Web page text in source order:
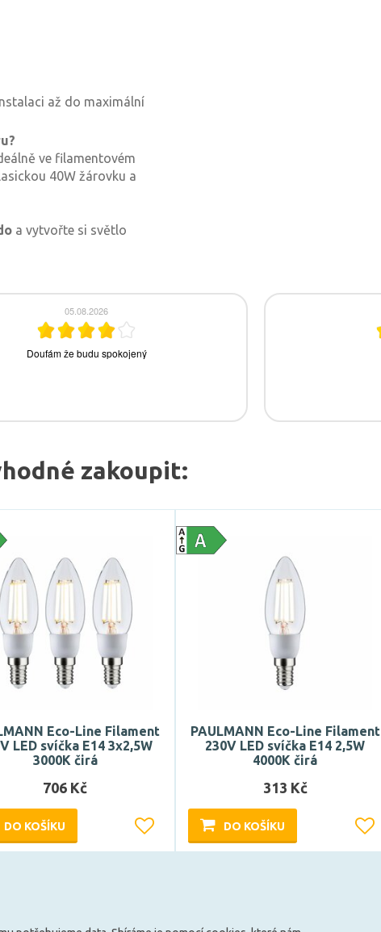
až do maximální
ve filamentovém
40W žárovku a
a vytvořte si světlo
zakoupit:
Eco-Line Filament
LED svíčka E14 3x2,5W
3000K čirá
706 Kč
DO KOŠÍKU
PAULMANN Eco-Line Filament
230V LED svíčka E14 2,5W
4000K čirá
313 Kč
DO KOŠÍKU